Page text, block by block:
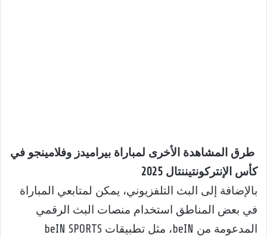
طرق المشاهدة الأخرى لمباراة بيراميدز وفلامينجو في
كأس الإنتركونتيننتال 2025
بالإضافة إلى البث التلفزيوني، يمكن لمتابعي المباراة
في بعض المناطق استخدام منصات البث الرقمي
المدعومة من beIN، مثل تطبيقات beIN SPORTS